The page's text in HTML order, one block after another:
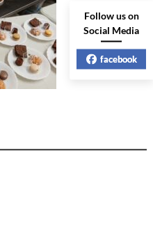
Follow us on
Social Media
facebook